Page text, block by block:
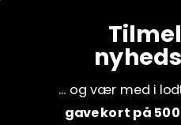
... og vær med i
gavekort på